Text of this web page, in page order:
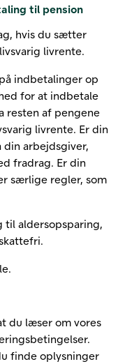
til pension
hvis du sætter
livrente.
indbetalinger op
for at indbetale
resten af pengene
livrente. Er din
arbejdsgiver,
fradrag. Er din
særlige regler, som
aldersopsparing,
du læser om vores
finde oplysninger